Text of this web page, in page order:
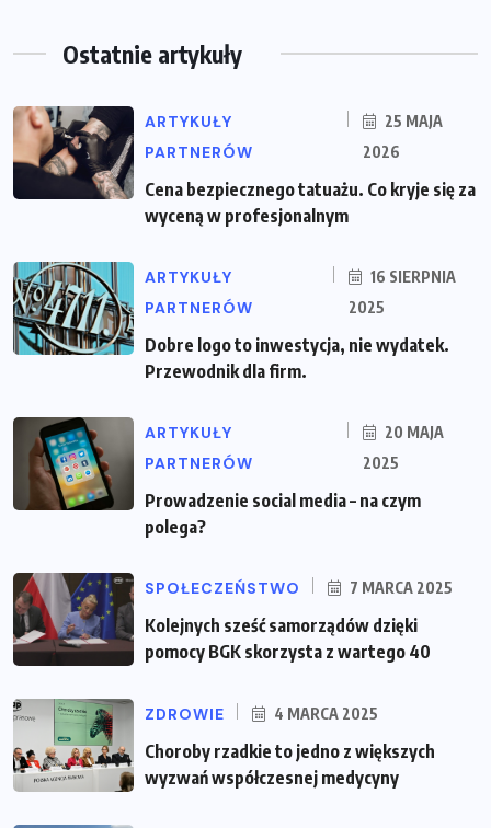
Ostatnie artykuły
ARTYKUŁY
PARTNERÓW
25 MAJA
2026
Cena bezpiecznego tatuażu. Co kryje się za
wyceną w profesjonalnym
ARTYKUŁY
PARTNERÓW
16 SIERPNIA
2025
Dobre logo to inwestycja, nie wydatek.
Przewodnik dla firm.
ARTYKUŁY
PARTNERÓW
20 MAJA
2025
Prowadzenie social media – na czym
polega?
SPOŁECZEŃSTWO 7 MARCA 2025
Kolejnych sześć samorządów dzięki
pomocy BGK skorzysta z wartego 40
ZDROWIE 4 MARCA 2025
Choroby rzadkie to jedno z większych
wyzwań współczesnej medycyny